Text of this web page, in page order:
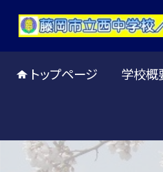
トップページ 学校概